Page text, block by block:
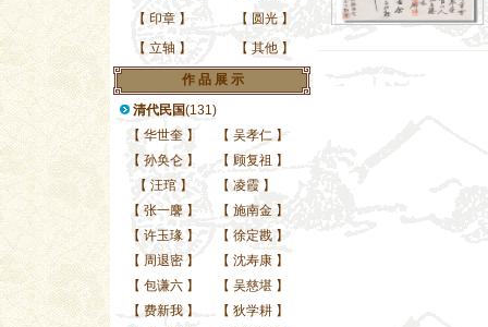
【 印章 】 【 圆光 】
【 立轴 】 【 其他 】
作 品 展 示
清代民国(131)
【 华世奎 】 【 吴孝仁 】
【 孙奂仑 】 【 顾复祖 】
【 汪琯 】 【 凌霞 】
【 张一麐 】 【 施南金 】
【 许玉瑑 】 【 徐定戡 】
【 周退密 】 【 沈寿康 】
【 包谦六 】 【 吴慈堪 】
【 费新我 】 【 狄学耕 】